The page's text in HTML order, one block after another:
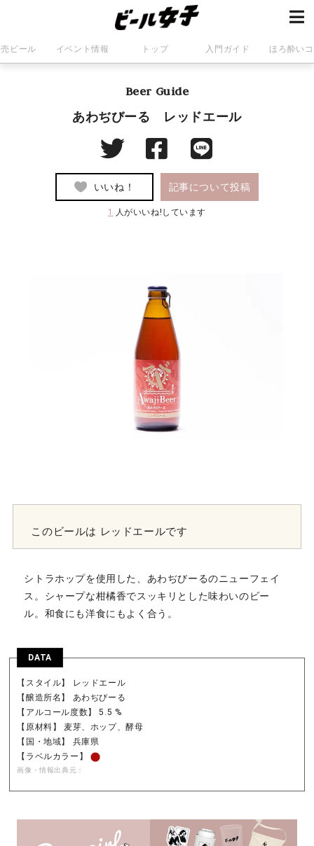
ビール イベント情報 トップ 入門ガイド ほろ酔い
Beer Guide
あわぢびーる レッドエール
いいね！ 記事について投稿
1 人がいいね!しています
このビールは レッドエールです
シトラホップを使用した、あわぢびーるのニューフェイ
ス。シャープな柑橘香でスッキリとした味わいのビー
ル。和食にも洋食にもよく合う。
DATA
【スタイル】 レッドエール
【醸造所名】 あわぢびーる
【アルコール度数】 5.5 %
【原材料】 麦芽、ホップ、酵母
【国・地域】 兵庫県
【ラベルカラー】
画像・情報出典元：